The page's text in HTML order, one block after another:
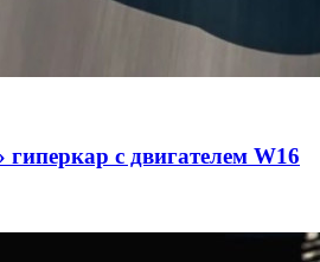
с двигателем W16